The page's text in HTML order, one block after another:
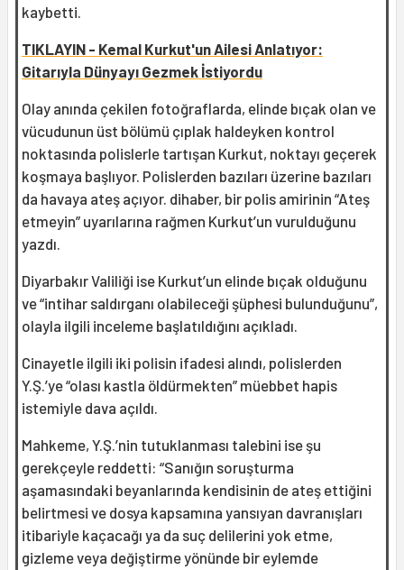
kaybetti.
TIKLAYIN - Kemal Kurkut'un Ailesi Anlatıyor:
Gitarıyla Dünyayı Gezmek İstiyordu
Olay anında çekilen fotoğraflarda, elinde bıçak olan ve
vücudunun üst bölümü çıplak haldeyken kontrol
noktasında polislerle tartışan Kurkut, noktayı geçerek
koşmaya başlıyor. Polislerden bazıları üzerine bazıları
da havaya ateş açıyor. dihaber, bir polis amirinin “Ateş
etmeyin” uyarılarına rağmen Kurkut’un vurulduğunu
yazdı.
Diyarbakır Valiliği ise Kurkut’un elinde bıçak olduğunu
ve “intihar saldırganı olabileceği şüphesi bulunduğunu”,
olayla ilgili inceleme başlatıldığını açıkladı.
Cinayetle ilgili iki polisin ifadesi alındı, polislerden
Y.Ş.’ye “olası kastla öldürmekten” müebbet hapis
istemiyle dava açıldı.
Mahkeme, Y.Ş.’nin tutuklanması talebini ise şu
gerekçeyle reddetti: “Sanığın soruşturma
aşamasındaki beyanlarında kendisinin de ateş ettiğini
belirtmesi ve dosya kapsamına yansıyan davranışları
itibariyle kaçacağı ya da suç delilerini yok etme,
gizleme veya değiştirme yönünde bir eylemde